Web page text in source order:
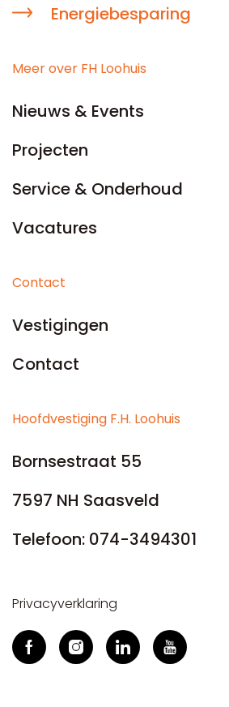
Energiebesparing
Meer over FH Loohuis
Nieuws & Events
Projecten
Service & Onderhoud
Vacatures
Contact
Vestigingen
Contact
Hoofdvestiging F.H. Loohuis
Bornsestraat 55
7597 NH Saasveld
Telefoon: 074-3494301
Privacyverklaring